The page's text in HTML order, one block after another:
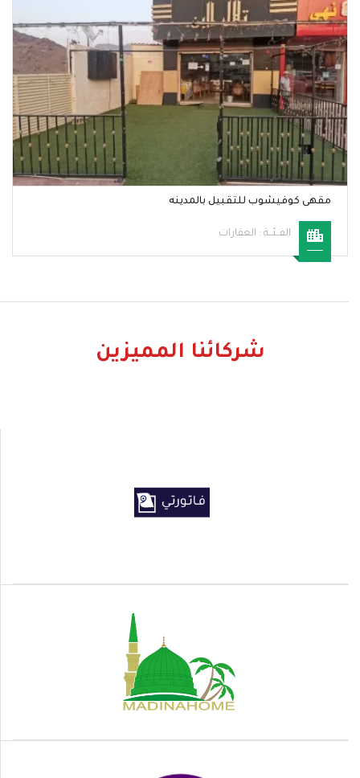
مقهى كوفيشوب للتقبيل بالمدينه
الفــئــة :العقارات
شركائنا المميزين